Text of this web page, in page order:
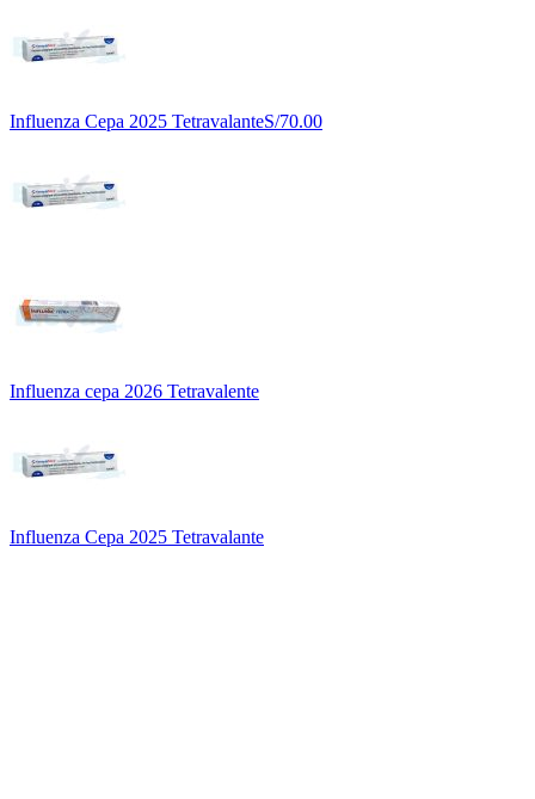
Influenza Cepa 2025 TetravalanteS/70.00
Influenza cepa 2026 Tetravalente
Influenza Cepa 2025 Tetravalante